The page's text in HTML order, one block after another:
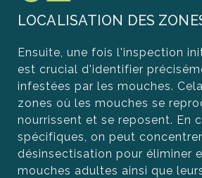
LOCALISATION DES
Ensuite, une fois l'inspection
est crucial d'identifier
infestées par les mouches.
zones où les mouches se
nourrissent et se reposent. En
spécifiques, on peut
désinsectisation pour éliminer
mouches adultes ainsi que